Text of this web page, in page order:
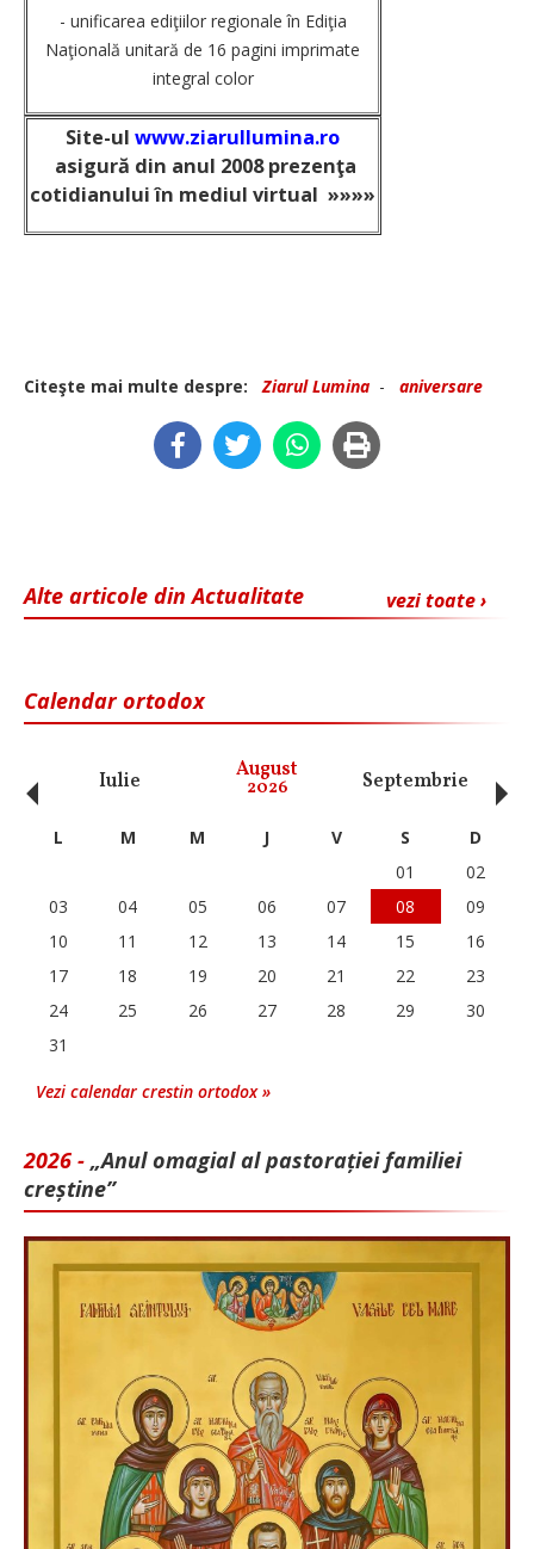
- unificarea ediţiilor regionale în Ediţia
Naţională unitară de 16 pagini imprimate
integral color
Site-ul www.ziarullumina.ro
asigură din anul 2008 prezenţa
cotidianului în mediul virtual »»»»
Citeşte mai multe despre: Ziarul Lumina - aniversare
vezi toate ›
Alte articole din Actualitate
Calendar ortodox
Iulie August
2026 Septembrie
‹ L M M J V S
D
01
02
03
04 05 06 07 08
09
10
11 12 13 14 15
16
17
18 19 20 21 22
23
24
25 26 27 28 29
30
31
Vezi calendar crestin ortodox »
2026 - „Anul omagial al pastorației familiei
creștine”